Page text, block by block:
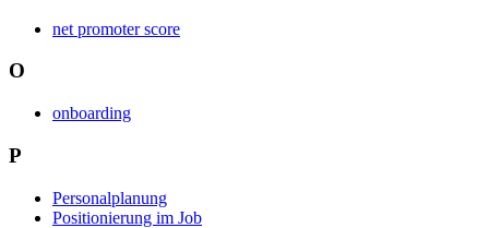
net promoter score
O
onboarding
P
Personalplanung
Positionierung im Job